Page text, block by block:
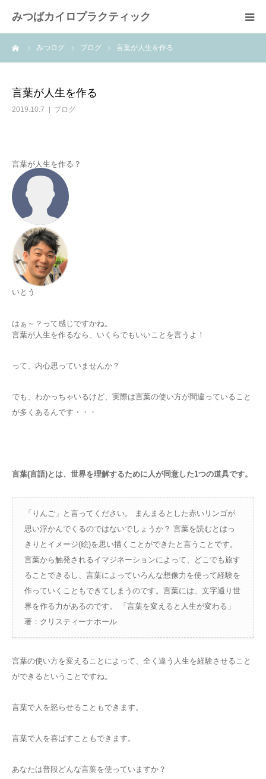
みつばカイロプラクティック
みつログ ブログ 言葉が人生を作る
言葉が人生を作る
2019.10.7 ブログ
言葉が人生を作る？
いとう
はぁ～？って感じですかね。
言葉が人生を作るなら、いくらでもいいことを言うよ！
って、内心思っていませんか？
でも、わかっちゃいるけど、実際は言葉の使い方が間違っていること
が多くあるんです・・・
言葉(言語)とは、世界を理解するために人が同意した1つの道具です。
「りんご」と言ってください。 まんまるとした赤いリンゴが
思い浮かんでくるのではないでしょうか？ 言葉を読むとはっ
きりとイメージ(絵)を思い描くことができたと言うことです。
言葉から触発されるイマジネーションによって、どこでも旅す
ることできるし、言葉によっていろんな想像力を使って経験を
作っていくこともできてしまうのです。言葉には、文字通り世
界を作る力があるのです。 「言葉を変えると人生が変わる」
著：クリスティーナホール
言葉の使い方を変えることによって、全く違う人生を経験させること
ができるということですね。
言葉で人を怒らせることもできます。
言葉で人を喜ばすこともできます。
あなたは普段どんな言葉を使っていますか？
患者様の声
みつば通信
施術費用
コース内容
あなたの症状は？
ブログ